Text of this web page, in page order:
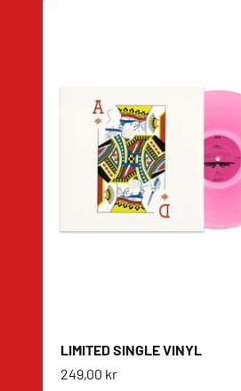
LIMITED SINGLE VINYL
Salgspris
249,00 kr